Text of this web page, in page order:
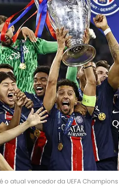
o atual vencedor da UEFA